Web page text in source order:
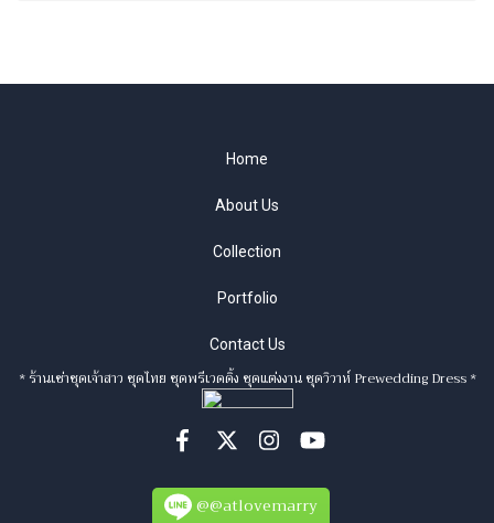
Home
About Us
Collection
Portfolio
Contact Us
* ร้านเช่าชุดเจ้าสาว ชุดไทย ชุดพรีเวดดิ้ง ชุดแต่งงาน ชุดวิวาห์ Prewedding Dress *
@@atlovemarry